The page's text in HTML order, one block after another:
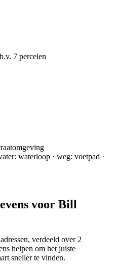
7 percelen
waterloop · weg: voetpad ·
voor Bill
verdeeld over 2
helpen om het juiste
sneller te vinden.